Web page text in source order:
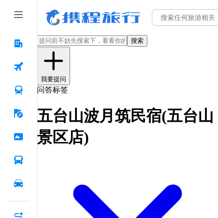
搜索
我要提问
问答标签
五台山波月筑民宿(五台山
景区店)